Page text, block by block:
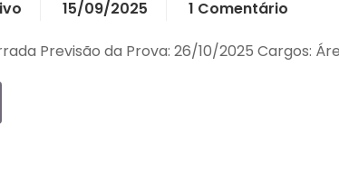
15/09/2025
1 Comentário
Previsão da Prova: 26/10/2025 Cargos: